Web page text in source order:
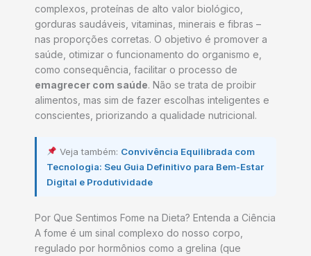
complexos, proteínas de alto valor biológico,
gorduras saudáveis, vitaminas, minerais e fibras –
nas proporções corretas. O objetivo é promover a
saúde, otimizar o funcionamento do organismo e,
como consequência, facilitar o processo de
emagrecer com saúde. Não se trata de proibir
alimentos, mas sim de fazer escolhas inteligentes e
conscientes, priorizando a qualidade nutricional.
Veja também: Convivência Equilibrada com
Tecnologia: Seu Guia Definitivo para Bem-Estar
Digital e Produtividade
Por Que Sentimos Fome na Dieta? Entenda a Ciência
A fome é um sinal complexo do nosso corpo,
regulado por hormônios como a grelina (que